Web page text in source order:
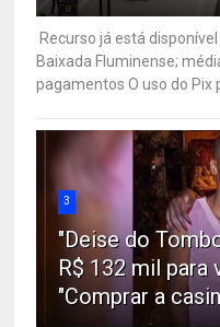
Recurso já está
Baixada Fluminense;
pagamentos O uso do Pix
3
"Deise do
R$ 132 mil para
"Comprar a